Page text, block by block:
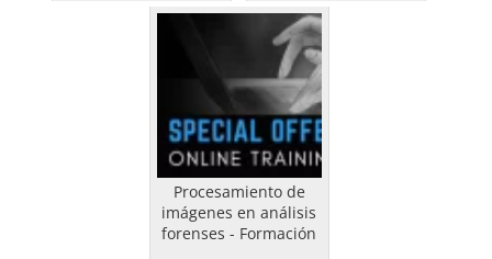
Procesamiento de
imágenes en análisis
forenses - Formación